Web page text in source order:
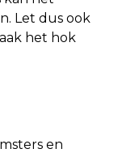
Let dus ook
het hok
en